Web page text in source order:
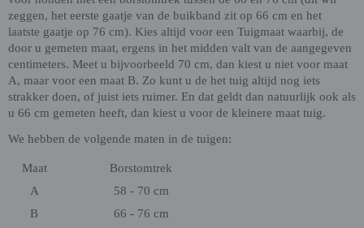
zeggen, het eerste gaatje van de buikband zit op 66 cm en het
laatste gaatje op 76 cm). Kies altijd voor een Tuigmaat waarbij, de
door u gemeten maat, ergens in het midden valt van de aangegeven
centimeters. Meet u bijvoorbeeld 70 cm, dan kiest u niet voor maat
A, maar voor een maat B. Zo kunt u de het tuig altijd nog iets
strakker doen, of juist iets ruimer. En dat geldt dan natuurlijk ook als
u 66 cm gemeten heeft, dan kiest u voor de kleinere maat tuig.
We hebben de volgende maten in de tuigen:
Maat
Borstomtrek
A
58 - 70 cm
B
66 - 76 cm